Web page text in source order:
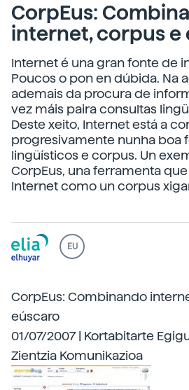
CorpEus:
internet, corpus e
Internet é una gran fonte de
Poucos o pon en dúbida. Na
ademais da procura de
vez máis paira consultas
Deste xeito, Internet está a
progresivamente nunha boa
lingüísticos e corpus. Un
CorpEus, una ferramenta
Internet como un corpus
EU
CorpEus: Combinando
eúscaro
01/07/2007 | Kortabitarte
Zientzia Komunikazioa